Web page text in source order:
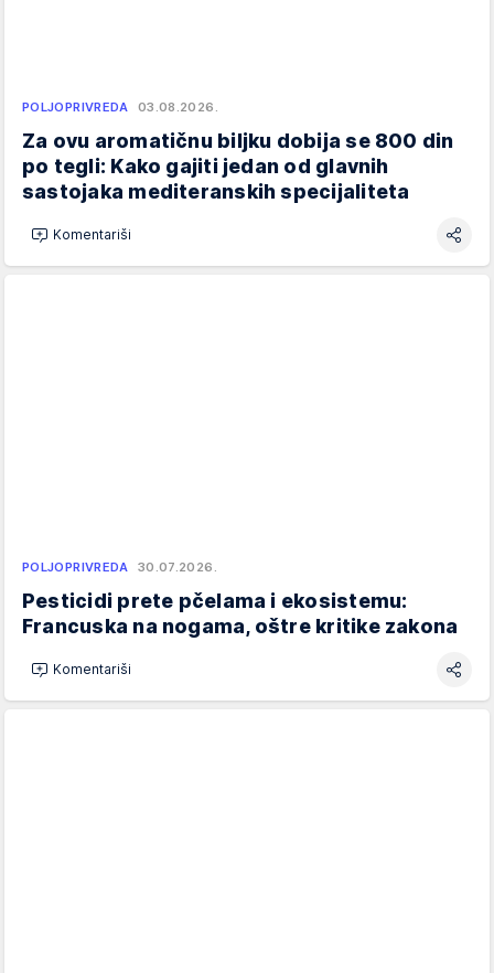
POLJOPRIVREDA 03.08.2026.
Za ovu aromatičnu biljku dobija se 800 din
po tegli: Kako gajiti jedan od glavnih
sastojaka mediteranskih specijaliteta
Komentariši
POLJOPRIVREDA 30.07.2026.
Pesticidi prete pčelama i ekosistemu:
Francuska na nogama, oštre kritike zakona
Komentariši